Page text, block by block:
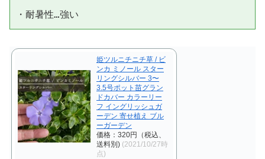
姫ツルニチニチ草 / ビ
ンカ ミノール スター
リングシルバー 3〜
3.5号ポット苗グラン
ドカバー カラーリー
フ イングリッシュガ
ーデン 寄せ植え ブル
ーガーデン
価格：320円（税込、
送料別) (2021/10/27時
点)